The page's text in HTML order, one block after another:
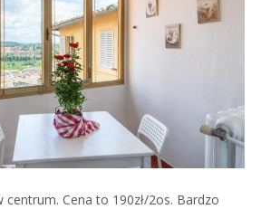
centrum. Cena to 190zł/2os. Bardzo